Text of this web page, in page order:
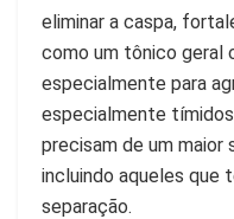
eliminar a caspa,
como um tônico geral
especialmente para
especialmente
precisam de um maior
incluindo aqueles que
separação.